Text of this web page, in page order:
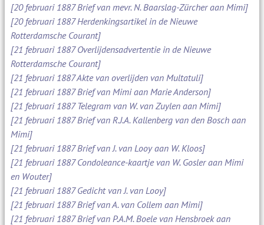
[20 februari 1887 Brief van mevr. N. Baarslag-Zürcher aan Mimi]
[20 februari 1887 Herdenkingsartikel in de Nieuwe
Rotterdamsche Courant]
[21 februari 1887 Overlijdensadvertentie in de Nieuwe
Rotterdamsche Courant]
[21 februari 1887 Akte van overlijden van Multatuli]
[21 februari 1887 Brief van Mimi aan Marie Anderson]
[21 februari 1887 Telegram van W. van Zuylen aan Mimi]
[21 februari 1887 Brief van R.J.A. Kallenberg van den Bosch aan
Mimi]
[21 februari 1887 Brief van J. van Looy aan W. Kloos]
[21 februari 1887 Condoleance-kaartje van W. Gosler aan Mimi
en Wouter]
[21 februari 1887 Gedicht van J. van Looy]
[21 februari 1887 Brief van A. van Collem aan Mimi]
[21 februari 1887 Brief van P.A.M. Boele van Hensbroek aan